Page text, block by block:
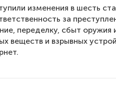
изменения в шесть
за
переделку, сбыт оружия
веществ и взрывных